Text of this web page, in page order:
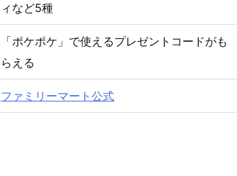
ィなど5種
「ポケポケ」で使えるプレゼントコードがも
らえる
ファミリーマート公式